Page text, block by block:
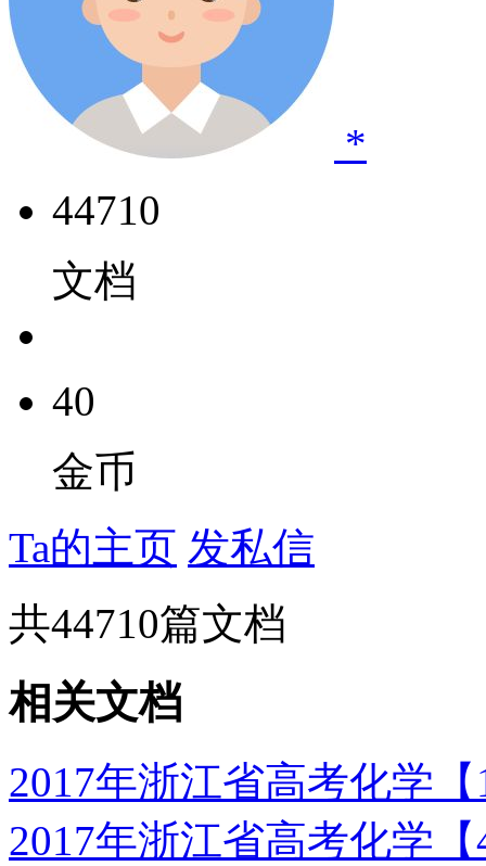
*
44710
文档
40
金币
Ta的主页 发私信
共44710篇文档
相关文档
2017年浙江省高考化学
2017年浙江省高考化学